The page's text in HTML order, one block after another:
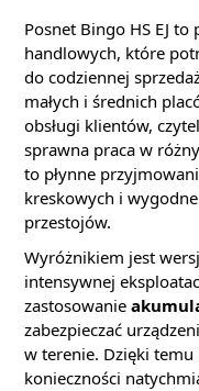
Posnet Bingo HS EJ
handlowych, które
do codziennej
małych i średnich
obsługi klientów,
sprawna praca w
to płynne
kreskowych i
przestojów.
Wyróżnikiem jest
intensywnej
zastosowanie
zabezpieczać
w terenie. Dzięki temu
konieczności